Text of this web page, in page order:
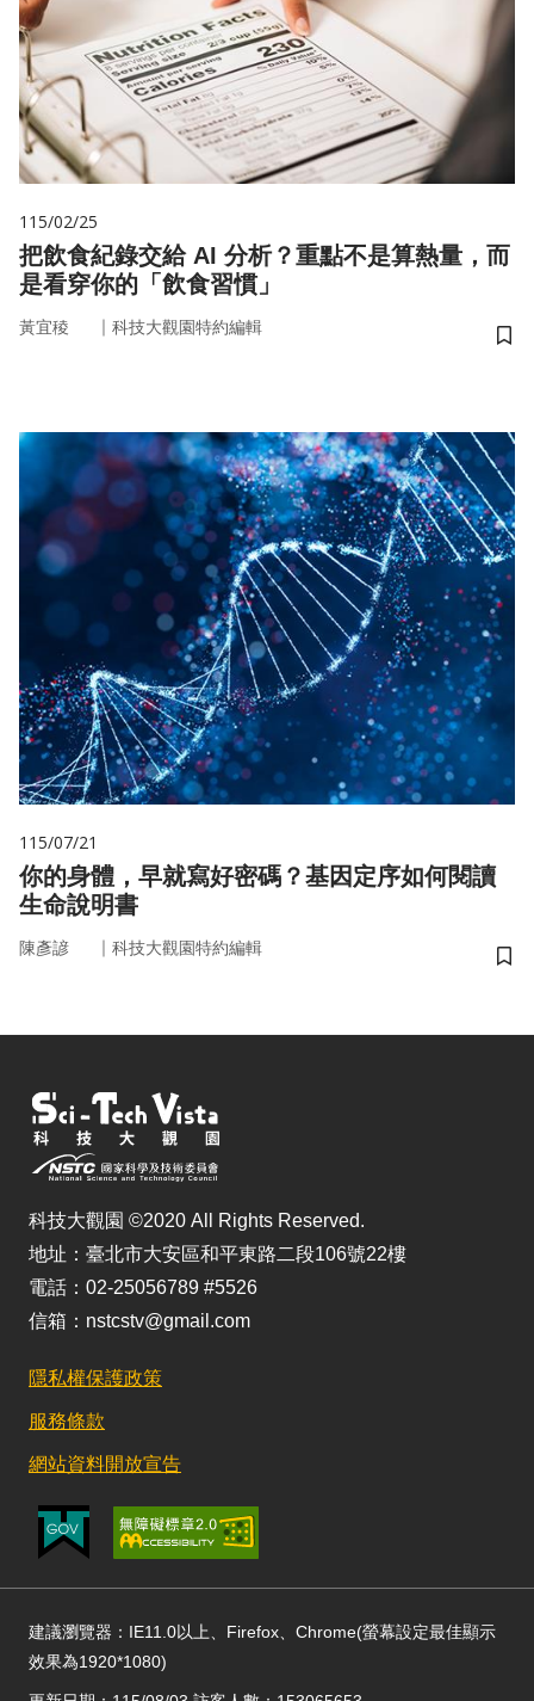
115/02/25
把飲食紀錄交給 AI 分析？重點不是算熱量，而
是看穿你的「飲食習慣」
黃宜稜 ｜ 科技大觀園特約編輯
儲
115/07/21
你的身體，早就寫好密碼？基因定序如何閱讀
生命說明書
陳彥諺 ｜ 科技大觀園特約編輯
儲
科技大觀園 ©2020 All Rights Reserved.
地址：臺北市大安區和平東路二段106號22樓
電話：02-25056789 #5526
信箱：nstcstv@gmail.com
隱私權保護政策
服務條款
網站資料開放宣告
建議瀏覽器：IE11.0以上、Firefox、Chrome(螢幕設定最佳顯示
效果為1920*1080)